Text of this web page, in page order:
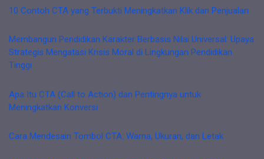
10 Contoh CTA yang Terbukti Meningkatkan Klik dan Penjualan
Membangun Pendidikan Karakter Berbasis Nilai Universal: Upaya
Strategis Mengatasi Krisis Moral di Lingkungan Pendidikan
Tinggi
Apa Itu CTA (Call to Action) dan Pentingnya untuk
Meningkatkan Konversi
Cara Mendesain Tombol CTA: Warna, Ukuran, dan Letak